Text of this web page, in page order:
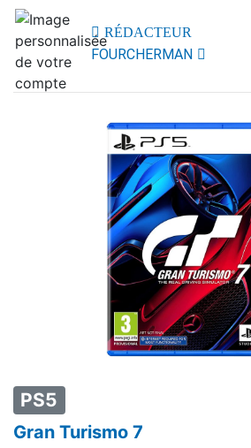
RÉDACTEUR
FOURCHERMAN
PS5
Gran Turismo 7